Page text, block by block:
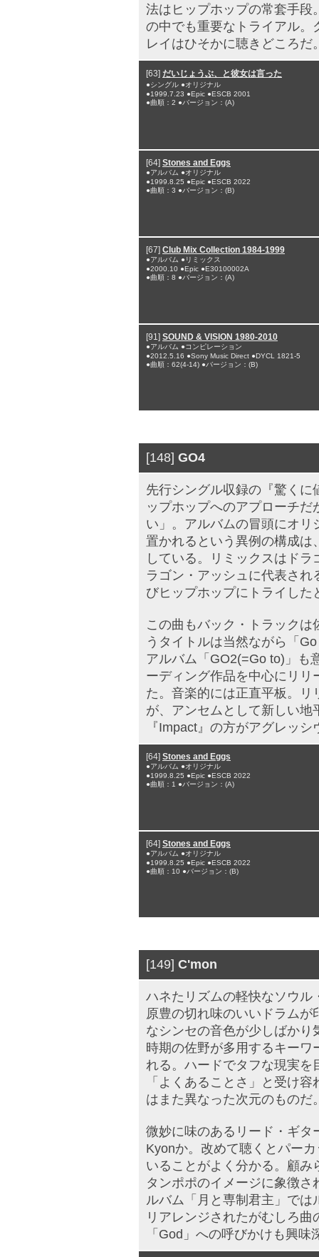
法はヒップホップの常套手段
の中でも重要なトライアル。
レイはひそかに聴きどころだ
[63] だいじょうぶ、と彼女は言った
●シングル ●オリジナル
●1999.7.23 ●Epic ●ESCB 2001
●曲順：2 ●バージョン：(A)
[64] Stones and Eggs
●アルバム ●オリジナル
●1999.8.25 ●Epic ●ESCB 2022
●曲順：3 ●バージョン：(B)
[67] Club Mix Collection 1984-1999
●アルバム ●リミックス
●2000.10 ●Epic ●E30100002A
●曲順：8 ●バージョン：(A)
[91] SOUND & VISION 1980-2010
●アルバム ●コンピレーション
●2012.5.16 ●Sony Music Direct ●DYCL 1821-5
●曲順：62(4-14) ●バージョン：(B)
[148] GO4
先行シングル収録の『驚く
ップホップへのアプローチ
い」。アルバムの冒頭にオ
置かれるという異例の構成は
している。リミックスはド
ラゴン・アッシュに代表さ
びヒップホップにトライした
この曲もバック・トラック
うタイトルは当然ながら「
アルバム「GO2(=Go to)」も
ーディング作品を中心にリ
た。音楽的には正直平板。
が、アンセムとして新しい
『Impact』の方がアグレッシ
[64] Stones and Eggs
●アルバム ●オリジナル
●1999.8.25 ●Epic ●ESCB 2022
●曲順：1 ●バージョン：(A)
[64] Stones and Eggs
●アルバム ●オリジナル
●1999.8.25 ●Epic ●ESCB 2022
●曲順：10 ●バージョン：(B)
[149] C'mon
ハネたリズムの軽快なソウル
原豊の切れ味のいいドラム
なシンセの音色が少しばか
時期の佐野が多用するキー
れる。ハードでタフな現実を
「よくあることさ」と受け
はまた異なった次元のものだ
微妙に味のあるリード・ギタ
Kyonか。改めて聴くとパー
いることがよく分かる。顧
タンポポのイメージに象徴
ルバム「月と専制君主」で
リアレンジされたがむしろ
「God」への呼びかけも興味